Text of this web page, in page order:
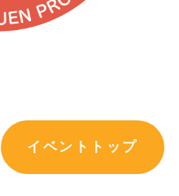
イベントトップ